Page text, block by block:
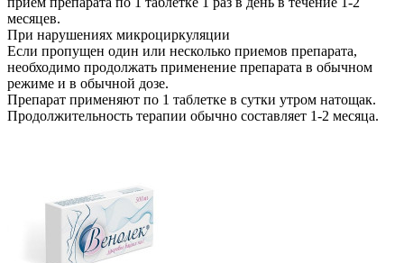
месяцев.
При нарушениях микроциркуляции
Если пропущен один или несколько приемов препарата,
необходимо продолжать применение препарата в обычном
режиме и в обычной дозе.
Препарат применяют по 1 таблетке в сутки утром натощак.
Продолжительность терапии обычно составляет 1-2 месяца.